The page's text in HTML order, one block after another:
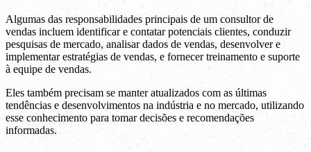
Algumas das responsabilidades principais de um consultor de
vendas incluem identificar e contatar potenciais clientes, conduzir
pesquisas de mercado, analisar dados de vendas, desenvolver e
implementar estratégias de vendas, e fornecer treinamento e suporte
à equipe de vendas.
Eles também precisam se manter atualizados com as últimas
tendências e desenvolvimentos na indústria e no mercado, utilizando
esse conhecimento para tomar decisões e recomendações
informadas.